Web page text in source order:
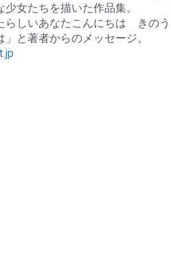
女たちを描いた作品集。
らしいあなたこんにちは きのう
と著者からのメッセージ。